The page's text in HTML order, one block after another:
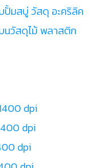
มสบู่ วัสดุ อะคริลิค
นวัสดุไม้ พลาสติก
dpi
dpi
dpi